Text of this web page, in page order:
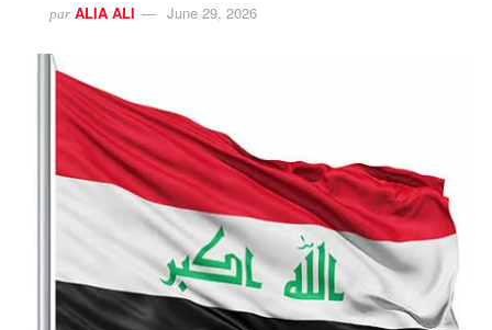
par ALIA ALI June 29, 2026